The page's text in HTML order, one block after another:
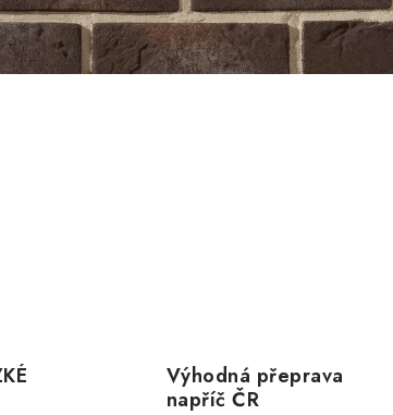
Výhodná přeprava
napříč ČR